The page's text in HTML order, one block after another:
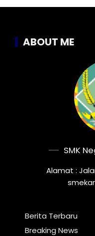
ABOUT ME
SMK
Alamat :
Berita Terbaru
Breaking News